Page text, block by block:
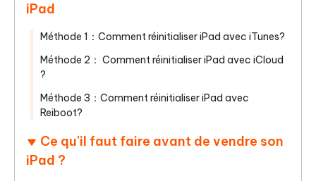
iPad
Méthode 1：Comment réinitialiser iPad avec iTunes?
Méthode 2： Comment réinitialiser iPad avec iCloud
?
Méthode 3：Comment réinitialiser iPad avec
Reiboot?
Ce qu'il faut faire avant de vendre son
iPad ?